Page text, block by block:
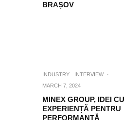
BRAȘOV
INDUSTRY INTERVIEW
·
MARCH 7, 2024
MINEX GROUP, IDEI CU
EXPERIENȚĂ PENTRU
PERFORMANȚĂ